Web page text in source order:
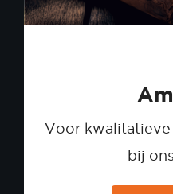
Voor kwalitatieve
bij